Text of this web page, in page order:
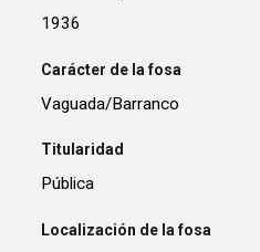
1936
Carácter de la fosa
Vaguada/Barranco
Titularidad
Pública
Localización de la fosa